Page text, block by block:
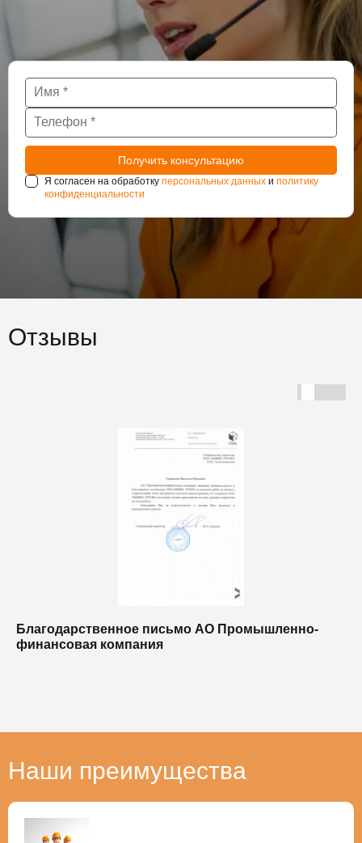
Я согласен на обработку персональных данных и политику
конфиденциальности
Отзывы
Благодарственное письмо АО Промышленно-
финансовая компания
Наши преимущества